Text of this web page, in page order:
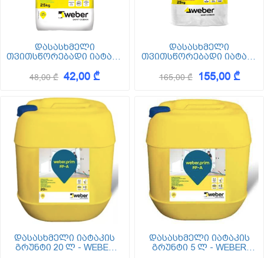
დასასხმელი
თვითსწორებადი იატაკი
1010
48,00 ₾ 42,00 ₾
დასასხმელი
თვითსწორებადი იატაკი
Powercoat
165,00 ₾ 155,00 ₾
დასასხმელი იატაკის
გრუნტი 20 ლ - WEBER
დასასხმელი იატაკის
გრუნტი 5 ლ - WEBER